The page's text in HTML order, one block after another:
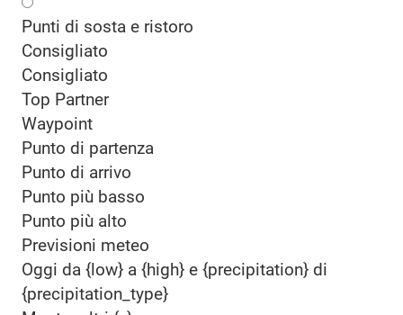
Punti di sosta e ristoro
Consigliato
Consigliato
Top Partner
Waypoint
Punto di partenza
Punto di arrivo
Punto più basso
Punto più alto
Previsioni meteo
Oggi da {low} a {high} e {precipitation} di
{precipitation_type}